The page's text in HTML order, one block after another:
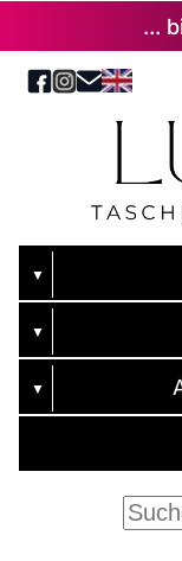
...
▼
▼
▼